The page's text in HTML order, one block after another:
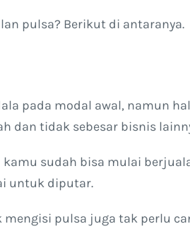
pulsa? Berikut di antaranya.
pada modal awal, namun
dan tidak sebesar bisnis
sudah bisa mulai
untuk diputar.
pulsa juga tak perlu